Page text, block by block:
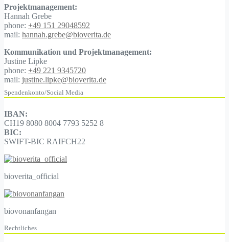
Projektmanagement:
Hannah Grebe
phone: +49 151 29048592
mail: hannah.grebe@bioverita.de
Kommunikation und Projektmanagement:
Justine Lipke
phone: +49 221 9345720
mail: justine.lipke@bioverita.de
Spendenkonto/Social Media
IBAN:
CH19 8080 8004 7793 5252 8
BIC:
SWIFT-BIC RAIFCH22
bioverita_official
biovonanfangan
Rechtliches